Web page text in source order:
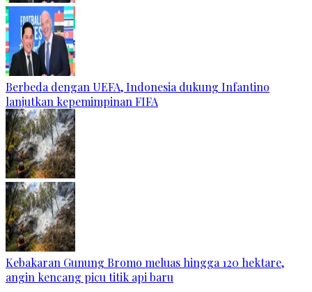
Berbeda dengan UEFA, Indonesia dukung Infantino
lanjutkan kepemimpinan FIFA
Kebakaran Gunung Bromo meluas hingga 120 hektare,
angin kencang picu titik api baru